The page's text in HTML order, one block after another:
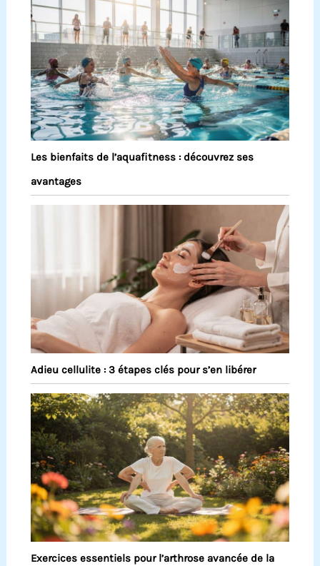
Les bienfaits de l’aquafitness : découvrez ses
avantages
Adieu cellulite : 3 étapes clés pour s’en libérer
Exercices essentiels pour l’arthrose avancée de la